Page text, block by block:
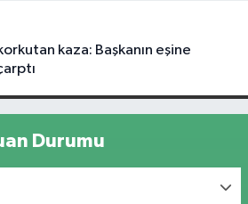
kaza: Başkanın eşine
Durumu